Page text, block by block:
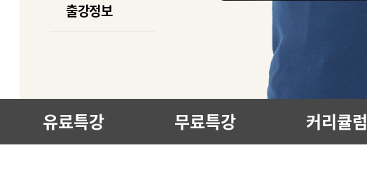
출강정보
유료특강 무료특강 커리큘럼